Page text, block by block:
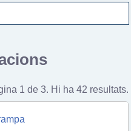
1 de 3. Hi ha 42 resultats.